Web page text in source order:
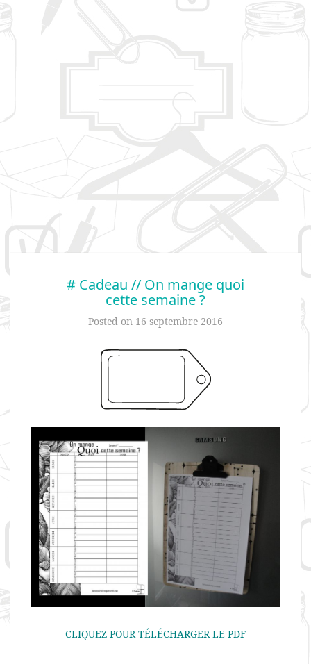
# Cadeau // On mange quoi
cette semaine ?
Posted on 16 septembre 2016
CLIQUEZ POUR TÉLÉCHARGER LE PDF